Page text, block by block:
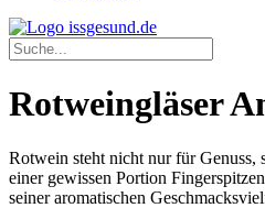
Rotweingläser
Rotwein steht nicht nur für Genuss,
einer gewissen Portion
seiner aromatischen